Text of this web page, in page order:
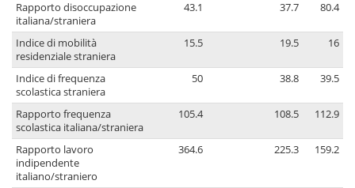
Rapporto disoccupazione
italiana/straniera
43.1 37.7 80.4
Indice di mobilità
residenziale straniera
15.5 19.5 16
Indice di frequenza
scolastica straniera
50 38.8 39.5
Rapporto frequenza
scolastica italiana/straniera
105.4 108.5 112.9
Rapporto lavoro
indipendente
italiano/straniero
364.6 225.3 159.2